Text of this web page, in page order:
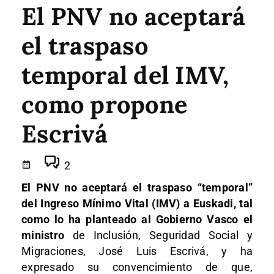
El PNV no aceptará
el traspaso
temporal del IMV,
como propone
Escrivá
2
El PNV no aceptará el traspaso “temporal”
del Ingreso Mínimo Vital (IMV) a Euskadi, tal
como lo ha planteado al Gobierno Vasco el
ministro de Inclusión, Seguridad Social y
Migraciones, José Luis Escrivá, y ha
expresado su convencimiento de que,